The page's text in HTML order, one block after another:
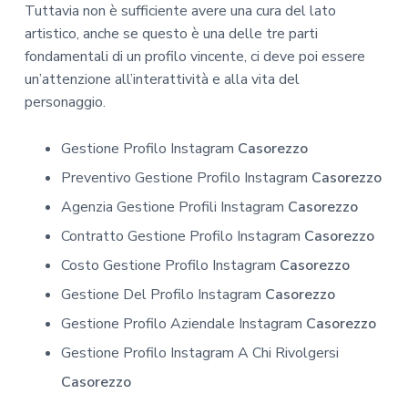
Tuttavia non è sufficiente avere una cura del lato
artistico, anche se questo è una delle tre parti
fondamentali di un profilo vincente, ci deve poi essere
un’attenzione all’interattività e alla vita del
personaggio.
Gestione Profilo Instagram Casorezzo
Preventivo Gestione Profilo Instagram Casorezzo
Agenzia Gestione Profili Instagram Casorezzo
Contratto Gestione Profilo Instagram Casorezzo
Costo Gestione Profilo Instagram Casorezzo
Gestione Del Profilo Instagram Casorezzo
Gestione Profilo Aziendale Instagram Casorezzo
Gestione Profilo Instagram A Chi Rivolgersi
Casorezzo